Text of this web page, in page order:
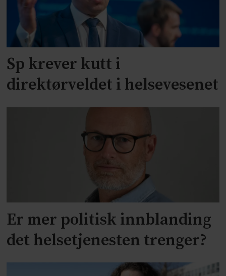
Sp krever kutt i
direktørveldet i helsevesenet
Er mer politisk innblanding
det helsetjenesten trenger?